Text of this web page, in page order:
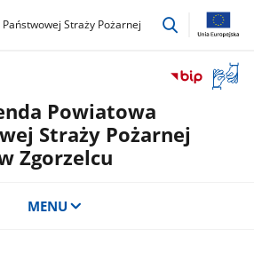
Państwowej Straży Pożarnej
przejdź
okno
Powiatowa
Straży Pożarnej
Zgorzelcu
MENU